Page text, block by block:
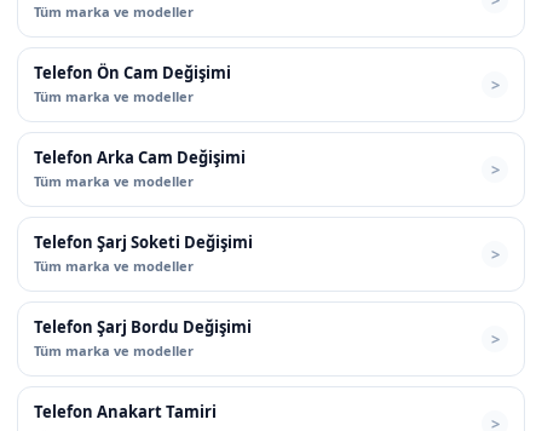
Tüm marka ve modeller
Telefon Ön Cam Değişimi
Tüm marka ve modeller
Telefon Arka Cam Değişimi
Tüm marka ve modeller
Telefon Şarj Soketi Değişimi
Tüm marka ve modeller
Telefon Şarj Bordu Değişimi
Tüm marka ve modeller
Telefon Anakart Tamiri